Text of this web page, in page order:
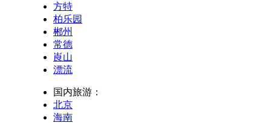
方特
柏乐园
郴州
常德
崀山
漂流
国内旅游：
北京
海南